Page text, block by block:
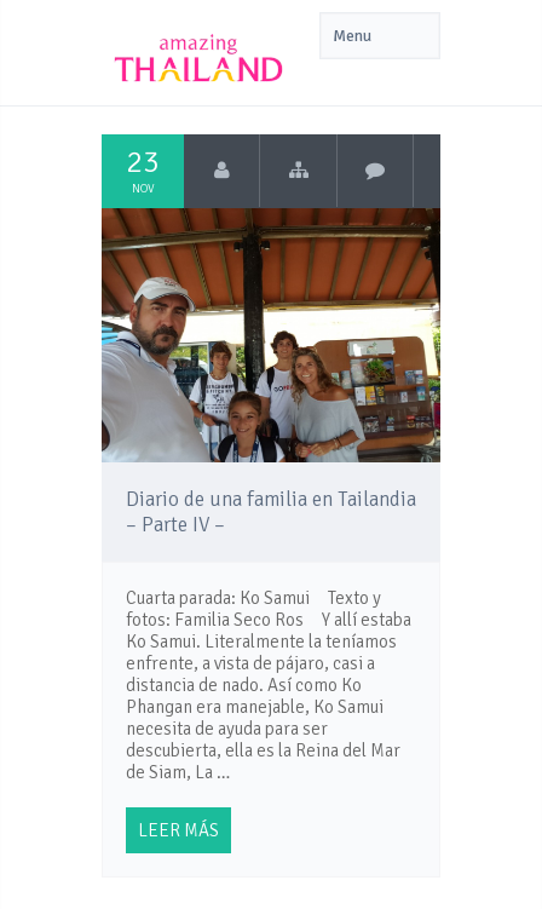
23
NOV
Diario de una familia en Tailandia
– Parte IV –
Cuarta parada: Ko Samui Texto y
fotos: Familia Seco Ros Y allí estaba
Ko Samui. Literalmente la teníamos
enfrente, a vista de pájaro, casi a
distancia de nado. Así como Ko
Phangan era manejable, Ko Samui
necesita de ayuda para ser
descubierta, ella es la Reina del Mar
de Siam, La …
LEER MÁS